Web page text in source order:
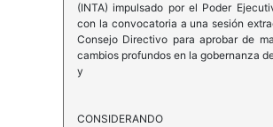
(INTA) impulsado por el Poder
con la convocatoria a una sesión
Consejo Directivo para aprobar de
cambios profundos en la gobernanza
y
CONSIDERANDO